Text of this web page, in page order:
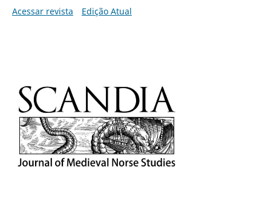
Acessar revista
Edição Atual